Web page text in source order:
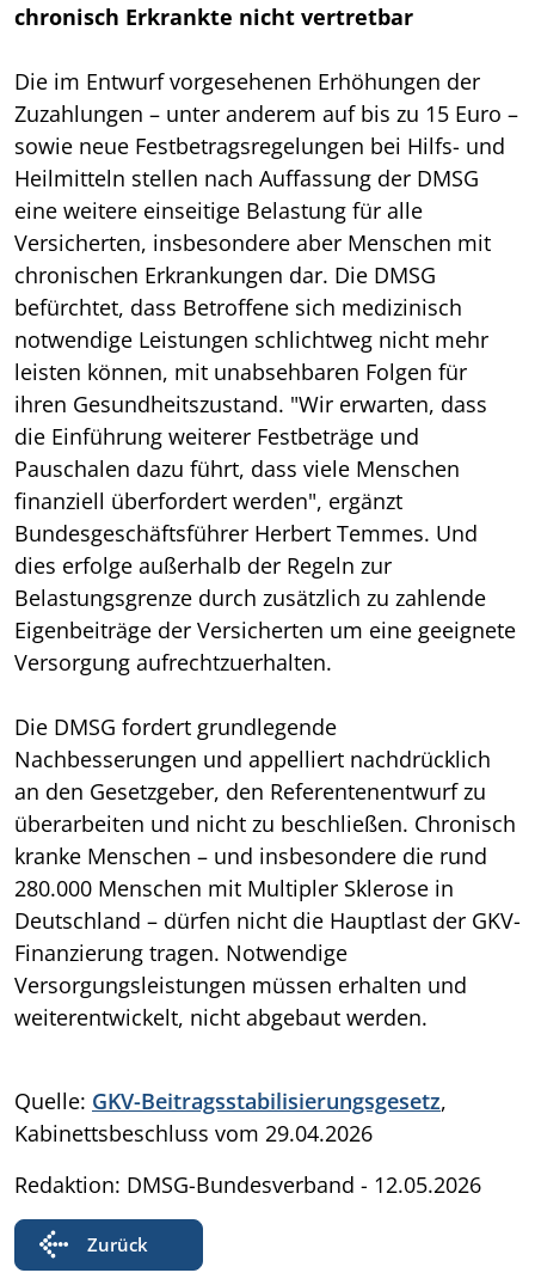
chronisch Erkrankte nicht vertretbar
Die im Entwurf vorgesehenen Erhöhungen der
Zuzahlungen – unter anderem auf bis zu 15 Euro –
sowie neue Festbetragsregelungen bei Hilfs- und
Heilmitteln stellen nach Auffassung der DMSG
eine weitere einseitige Belastung für alle
Versicherten, insbesondere aber Menschen mit
chronischen Erkrankungen dar. Die DMSG
befürchtet, dass Betroffene sich medizinisch
notwendige Leistungen schlichtweg nicht mehr
leisten können, mit unabsehbaren Folgen für
ihren Gesundheitszustand. "Wir erwarten, dass
die Einführung weiterer Festbeträge und
Pauschalen dazu führt, dass viele Menschen
finanziell überfordert werden", ergänzt
Bundesgeschäftsführer Herbert Temmes. Und
dies erfolge außerhalb der Regeln zur
Belastungsgrenze durch zusätzlich zu zahlende
Eigenbeiträge der Versicherten um eine geeignete
Versorgung aufrechtzuerhalten.
Die DMSG fordert grundlegende
Nachbesserungen und appelliert nachdrücklich
an den Gesetzgeber, den Referentenentwurf zu
überarbeiten und nicht zu beschließen. Chronisch
kranke Menschen – und insbesondere die rund
280.000 Menschen mit Multipler Sklerose in
Deutschland – dürfen nicht die Hauptlast der GKV-
Finanzierung tragen. Notwendige
Versorgungsleistungen müssen erhalten und
weiterentwickelt, nicht abgebaut werden.
Quelle: GKV-Beitragsstabilisierungsgesetz,
Kabinettsbeschluss vom 29.04.2026
Redaktion: DMSG-Bundesverband - 12.05.2026
Zurück